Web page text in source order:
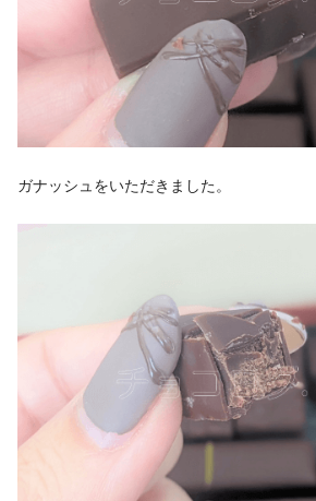
ガナッシュをいただきました。